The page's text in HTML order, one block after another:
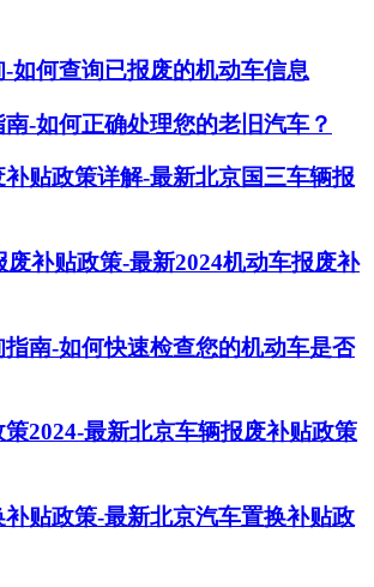
如何查询已报废的机动车信息
-如何正确处理您的老旧汽车？
贴政策详解-最新北京国三车辆报
废补贴政策-最新2024机动车报废补
南-如何快速检查您的机动车是否
2024-最新北京车辆报废补贴政策
贴政策-最新北京汽车置换补贴政